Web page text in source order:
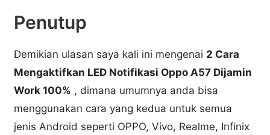
Penutup
Demikian ulasan saya kali ini mengenai 2 Cara
Mengaktifkan LED Notifikasi Oppo A57 Dijamin
Work 100% , dimana umumnya anda bisa
menggunakan cara yang kedua untuk semua
jenis Android seperti OPPO, Vivo, Realme, Infinix